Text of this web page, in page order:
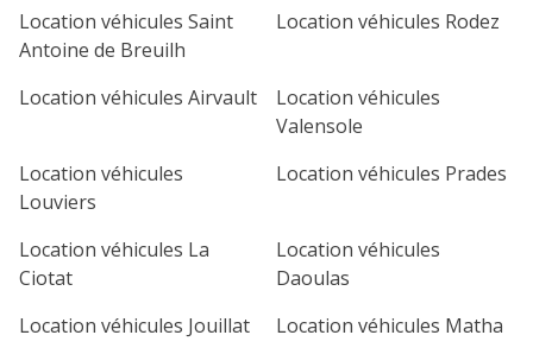
28
Location véhicules Saint
Antoine de Breuilh
Location véhicules Rodez
Location véhicules Airvault
Location véhicules
Valensole
Location véhicules
Louviers
Location véhicules Prades
Location véhicules La
Ciotat
Location véhicules
Daoulas
Location véhicules Jouillat
Location véhicules Matha